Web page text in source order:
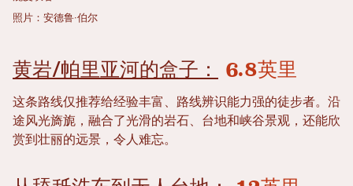
照片：安德鲁·伯尔
黄岩/帕里亚河的盒子： 6.8英里
这条路线仅推荐给经验丰富、路线辨识能力强的徒步者。沿
途风光旖旎，融合了光滑的岩石、台地和峡谷景观，还能欣
赏到壮丽的远景，令人难忘。